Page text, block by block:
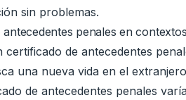
sin problemas.
penales en
de antecedentes
una nueva vida en el
de antecedentes penales